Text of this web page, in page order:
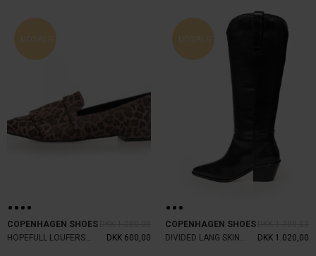
UDSALG
COPENHAGEN SHOES
DKK 600,00
UDSALG
COPENHAGEN SHOES
DKK 1.020,00